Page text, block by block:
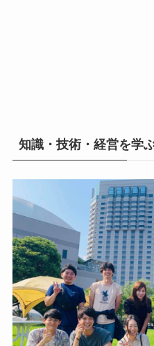
知識・技術・経営を学